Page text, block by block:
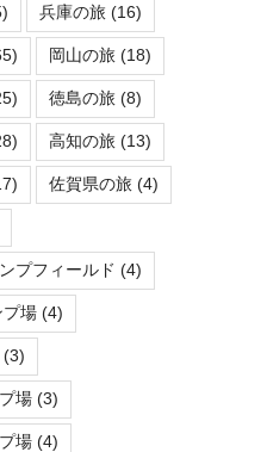
兵庫の旅 (16)
岡山の旅 (18)
徳島の旅 (8)
高知の旅 (13)
佐賀県の旅 (4)
プフィールド (4)
プ場 (4)
(3)
場 (3)
場 (4)